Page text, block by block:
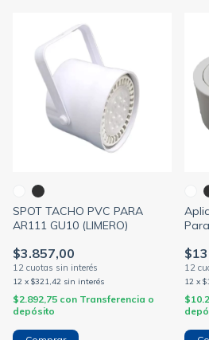
SPOT TACHO PVC PARA
AR111 GU10 (LIMERO)
$3.857,00
12 x $321,42 sin interés
$2.892,75 con Transferencia o
depósito
12 x